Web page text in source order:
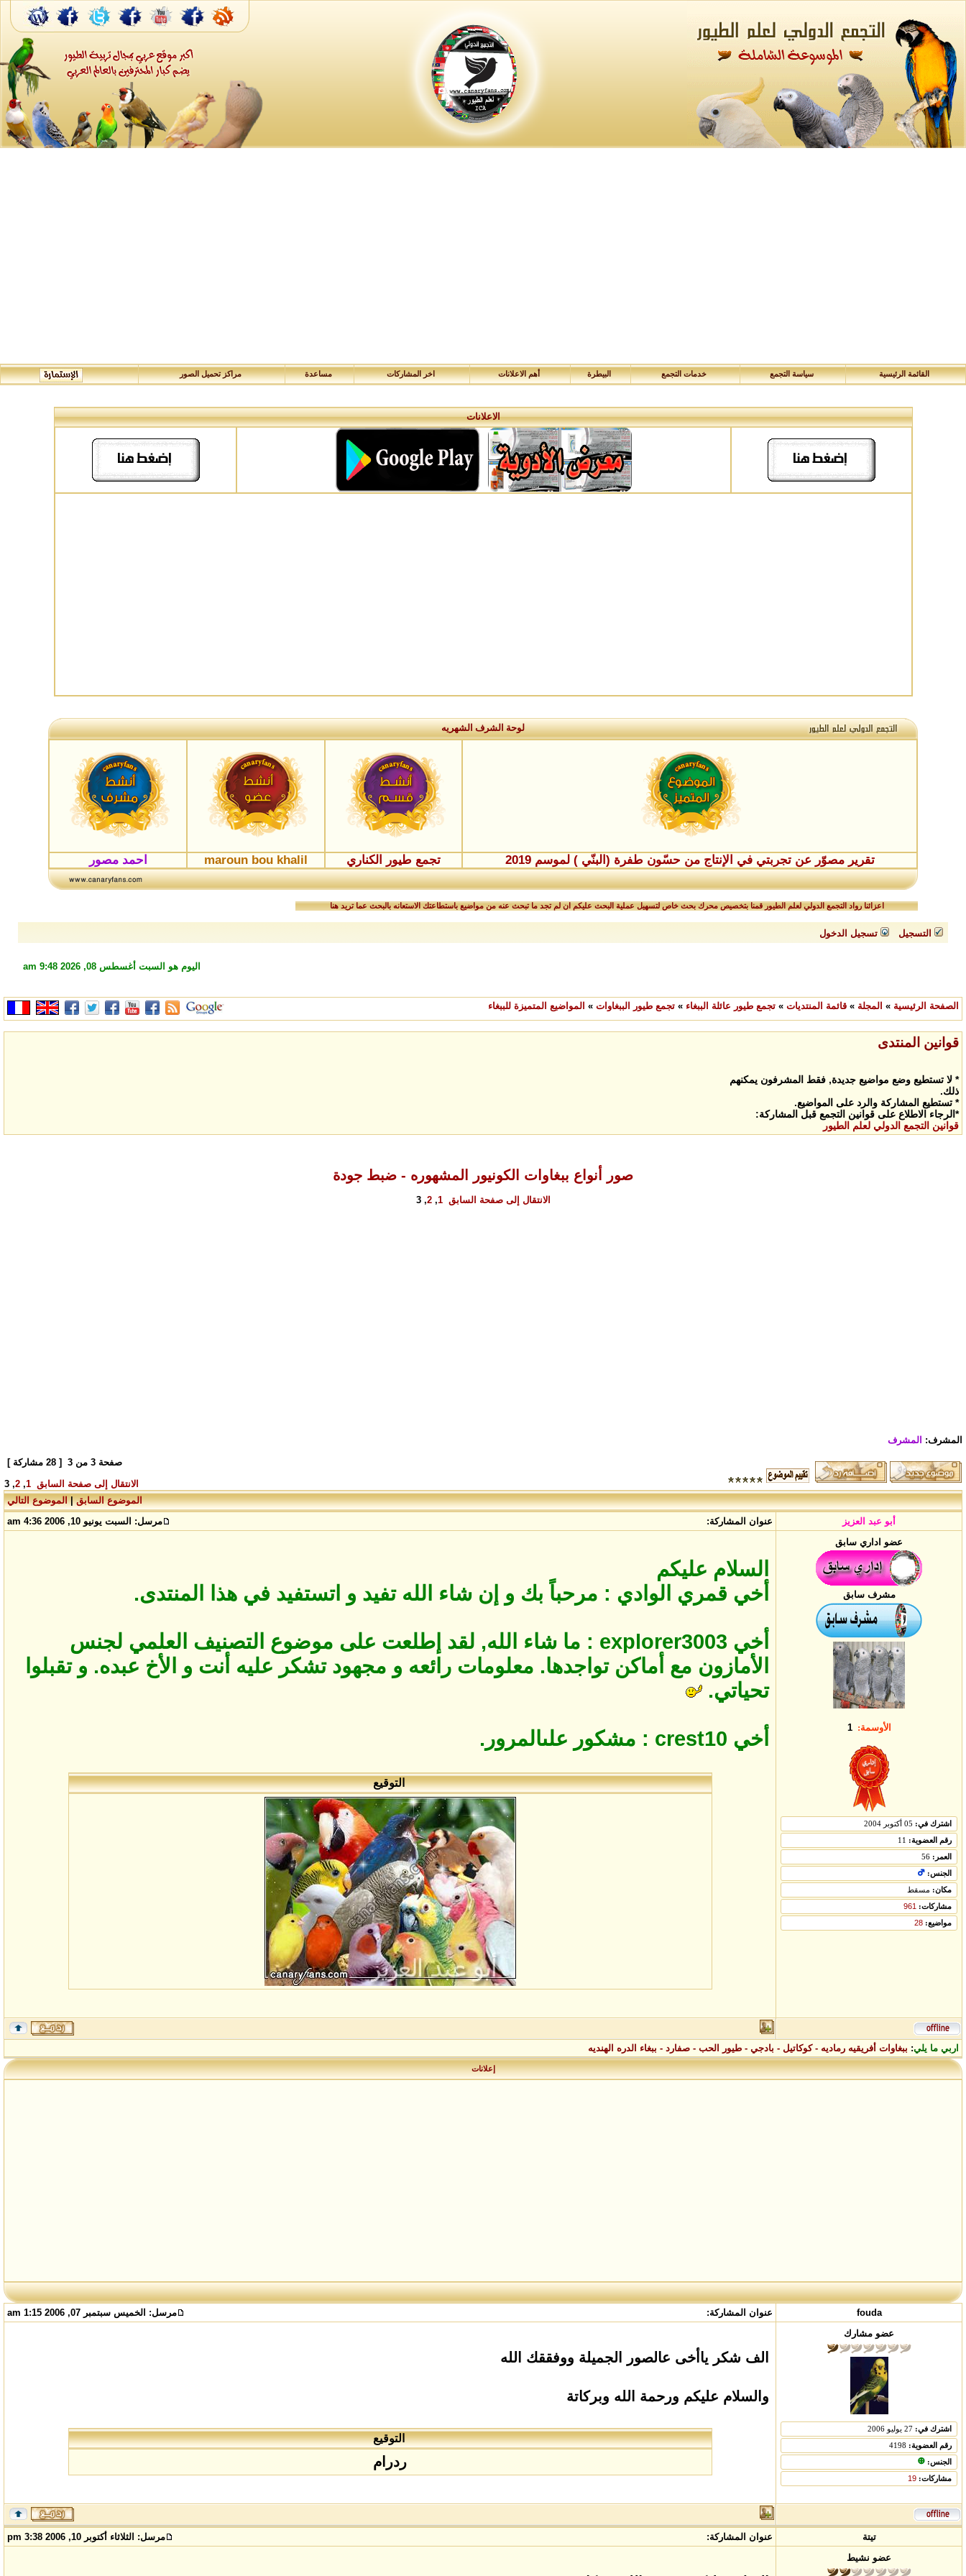
القائمة الرئيسية سياسة التجمع خدمات التجمع البيطرة أهم الاعلانات اخر المشاركات مساعدة مراكز تحميل الصور
الاعلانات
لوحة الشرف الشهريه
تقرير مصوّر عن تجربتي في الإنتاج من حسّون طفرة (البنّي ) لموسم 2019 تجمع طيور الكناري maroun bou khalil احمد مصور
اعزائنا رواد التجمع الدولي لعلم الطيور قمنا بتخصيص محرك بحث خاص لتسهيل عملية البحث عليكم ان لم تجد ما تبحث عنه من مواضيع باستطاعتك الاستعانه بالبحث عما تريد هنا
التسجيل تسجيل الدخول
اليوم هو السبت أغسطس 08, 2026 9:48 am
الصفحة الرئيسية » المجلة » قائمة المنتديات » تجمع طيور عائلة الببغاء » تجمع طيور الببغاوات » المواضيع المتميزة للببغاء
قوانين المنتدى
* لا تستطيع وضع مواضيع جديدة, فقط المشرفون يمكنهم
ذلك.
* تستطيع المشاركة والرد على المواضيع.
*الرجاء الاطلاع على قوانين التجمع قبل المشاركة:
قوانين التجمع الدولي لعلم الطيور
صور أنواع ببغاوات الكونيور المشهوره - ضبط جودة
الانتقال إلى صفحة السابق 1
,
2
,
3
المشرف: المشرف
صفحة 3 من 3 [ 28 مشاركة ]
الانتقال إلى صفحة السابق 1
,
2
,
3
الموضوع السابق|الموضوع التالي
أبو عبد العزيز
عنوان المشاركة: مرسل: السبت يونيو 10, 2006 4:36 am
عضو اداري سابق
مشرف سابق
الأوسمة: 1
اشترك في:
رقم العضوية:
العمر:
الجنس:
مكان: مسقط
مشاركات: 961
مواضيع: 28
السلام عليكم
أخي قمري الوادي : مرحباً بك و إن شاء الله تفيد و اتستفيد في هذا المنتدى.
أخي explorer3003 : ما شاء الله, لقد إطلعت على موضوع التصنيف العلمي لجنس
الأمازون مع أماكن تواجدها. معلومات رائعه و مجهود تشكر عليه أنت و الأخ عبده. و تقبلوا
تحياتي.
أخي crest10 : مشكور علىالمرور.
التوقيع
اربي ما يلي: ببغاوات أفريقيه رماديه - كوكاتيل - بادجي - طيور الحب - صفارد - ببغاء الدره الهنديه
إعلانات
fouda عنوان المشاركة: مرسل: الخميس سبتمبر 07, 2006 1:15 am
عضو مشارك
اشترك في:
رقم العضوية:
الجنس:
مشاركات: 19
الف شكر ياأخى عالصور الجميلة ووفققك الله
والسلام عليكم ورحمة الله وبركاتة
التوقيع
ردرام
تيتة عنوان المشاركة: مرسل: الثلاثاء أكتوبر 10, 2006 3:38 pm
عضو نشيط